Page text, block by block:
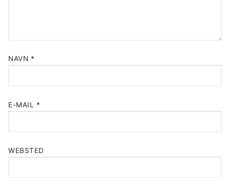
NAVN *
E-MAIL *
WEBSTED